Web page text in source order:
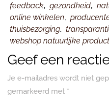
feedback, gezondheid,
online winkelen,
thuisbezorging,
webshop natuurlijke
Geef een
Je e-mailadres wordt niet
gemarkeerd met *